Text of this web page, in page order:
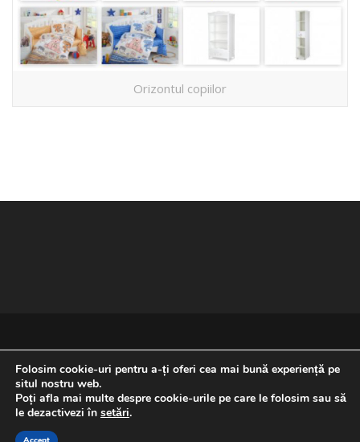
Orizontul copiilor
REVENIRE LA ÎNCEPUTUL PAGINII
Folosim cookie-uri pentru a-ți oferi cea mai bună experiență pe
situl nostru web.
Poți afla mai multe despre cookie-urile pe care le folosim sau să
le dezactivezi în setări.